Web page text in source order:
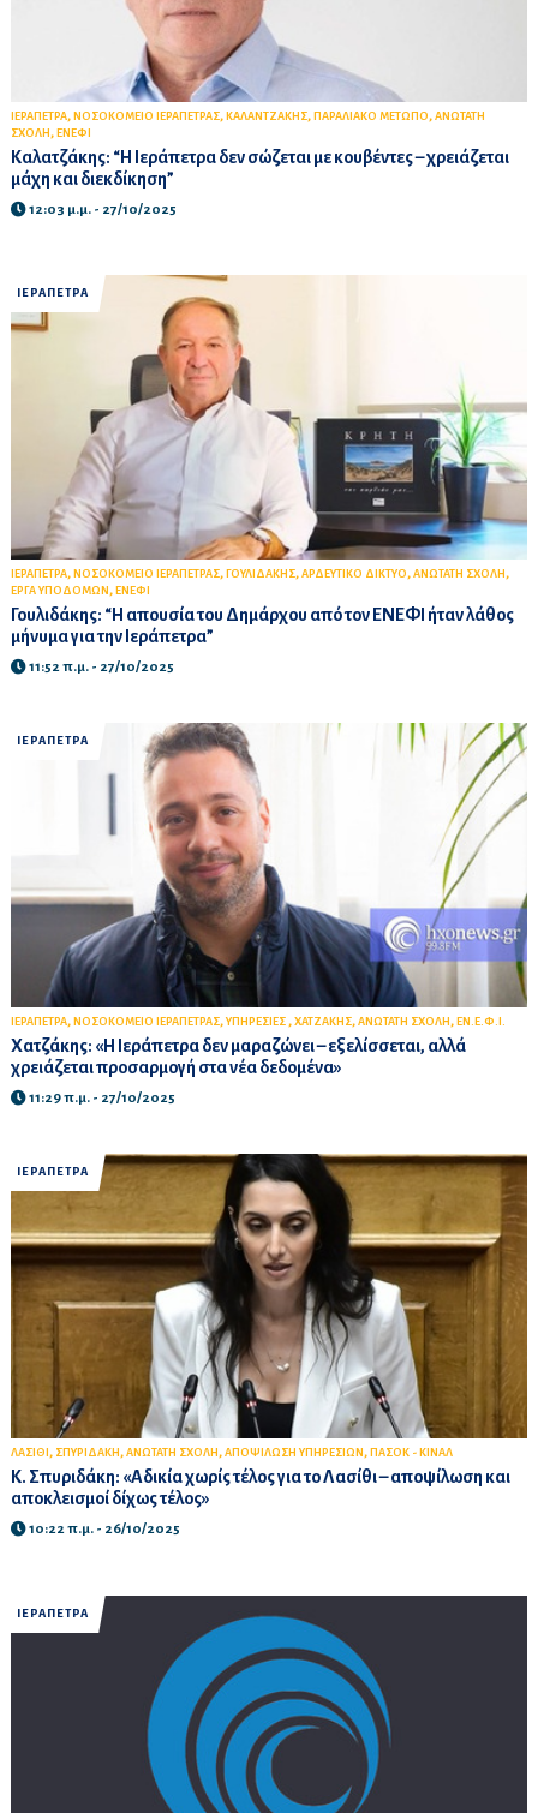
ΙΕΡΑΠΕΤΡΑ, ΝΟΣΟΚΟΜΕΙΟ ΙΕΡΑΠΕΤΡΑΣ, ΚΑΛΑΝΤΖΑΚΗΣ, ΠΑΡΑΛΙΑΚΟ ΜΕΤΩΠΟ, ΑΝΩΤΑΤΗ
ΣΧΟΛΗ , ΕΝΕΦΙ
Καλατζάκης: “Η Ιεράπετρα δεν σώζεται με κουβέντες – χρειάζεται
μάχη και διεκδίκηση”
12:03 μ.μ. - 27/10/2025
ΙΕΡΑΠΕΤΡΑ
ΙΕΡΑΠΕΤΡΑ, ΝΟΣΟΚΟΜΕΙΟ ΙΕΡΑΠΕΤΡΑΣ, ΓΟΥΛΙΔΑΚΗΣ, ΑΡΔΕΥΤΙΚΟ ΔΙΚΤΥΟ, ΑΝΩΤΑΤΗ ΣΧΟΛΗ ,
ΕΡΓΑ ΥΠΟΔΟΜΩΝ , ΕΝΕΦΙ
Γουλιδάκης: “Η απουσία του Δημάρχου από τον ΕΝΕΦΙ ήταν λάθος
μήνυμα για την Ιεράπετρα”
11:52 π.μ. - 27/10/2025
ΙΕΡΑΠΕΤΡΑ
ΙΕΡΑΠΕΤΡΑ, ΝΟΣΟΚΟΜΕΙΟ ΙΕΡΑΠΕΤΡΑΣ, ΥΠΗΡΕΣΙΕΣ , ΧΑΤΖΑΚΗΣ, ΑΝΩΤΑΤΗ ΣΧΟΛΗ , ΕΝ.Ε.Φ.Ι.
Χατζάκης: «Η Ιεράπετρα δεν μαραζώνει – εξελίσσεται, αλλά
χρειάζεται προσαρμογή στα νέα δεδομένα»
11:29 π.μ. - 27/10/2025
ΙΕΡΑΠΕΤΡΑ
ΛΑΣΙΘΙ , ΣΠΥΡΙΔΑΚΗ , ΑΝΩΤΑΤΗ ΣΧΟΛΗ , ΑΠΟΨΙΛΩΣΗ ΥΠΗΡΕΣΙΩΝ , ΠΑΣΟΚ - ΚΙΝΑΛ
Κ. Σπυριδάκη: «Αδικία χωρίς τέλος για το Λασίθι – αποψίλωση και
αποκλεισμοί δίχως τέλος»
10:22 π.μ. - 26/10/2025
ΙΕΡΑΠΕΤΡΑ